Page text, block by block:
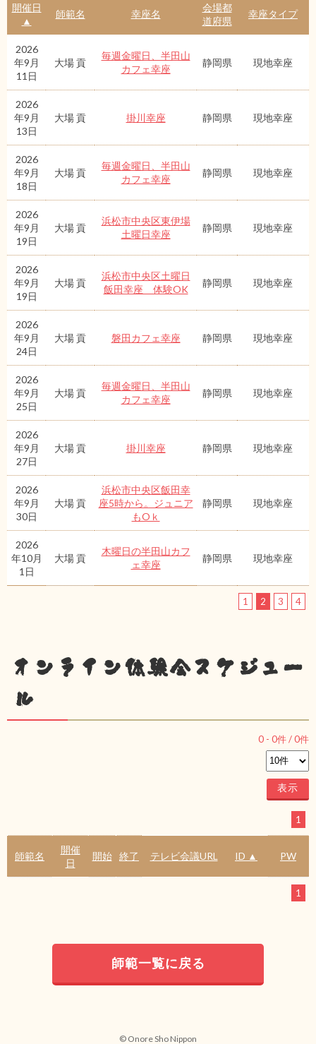
開催日
▲
師範名 幸座名
会場都
道府県
幸座タイプ
2026
年9月
11日
大場 貢
毎週金曜日、半田山
カフェ幸座
静岡県 現地幸座
2026
年9月
13日
大場 貢 掛川幸座 静岡県 現地幸座
2026
年9月
18日
大場 貢
毎週金曜日、半田山
カフェ幸座
静岡県 現地幸座
2026
年9月
19日
大場 貢
浜松市中央区東伊場
土曜日幸座
静岡県 現地幸座
2026
年9月
19日
大場 貢
浜松市中央区土曜日
飯田幸座 体験OK
静岡県 現地幸座
2026
年9月
24日
大場 貢 磐田カフェ幸座 静岡県 現地幸座
2026
年9月
25日
大場 貢
毎週金曜日、半田山
カフェ幸座
静岡県 現地幸座
2026
年9月
27日
大場 貢 掛川幸座 静岡県 現地幸座
2026
年9月
30日
大場 貢
浜松市中央区飯田幸
座5時から。ジュニア
もOｋ
静岡県 現地幸座
2026
年10月
1日
大場 貢
木曜日の半田山カフ
ェ幸座
静岡県 現地幸座
1 2 3 4
オンライン体験会スケジュー
ル
0 - 0件 /0件
1
師範名
開催
日
開始 終了 テレビ会議URL ID ▲ PW
1
師範一覧に戻る
© Onore Sho Nippon